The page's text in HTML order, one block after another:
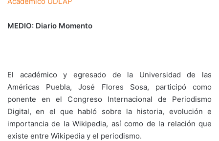
MEDIO: Diario Momento
El académico y egresado de la Universidad de las
Américas Puebla, José Flores Sosa, participó como
ponente en el Congreso Internacional de Periodismo
Digital, en el que habló sobre la historia, evolución e
importancia de la Wikipedia, así como de la relación que
existe entre Wikipedia y el periodismo.